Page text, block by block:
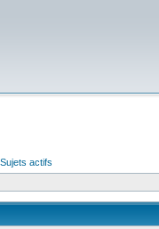
Sujets actifs